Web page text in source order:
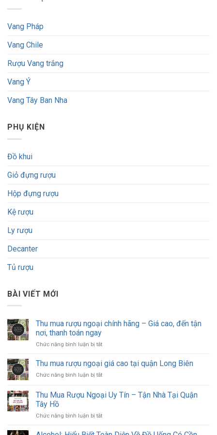
Vang Pháp
Vang Chile
Rượu Vang trắng
Vang Ý
Vang Tây Ban Nha
PHỤ KIỆN
Đồ khui
Giỏ đựng rượu
Hộp đựng rượu
Kệ rượu
Ly rượu
Decanter
Tủ rượu
BÀI VIẾT MỚI
Thu mua rượu ngoại chính hãng – Giá cao, đến tận
nơi, thanh toán ngay
Chức năng bình luận bị tắtở
mua
rượu
ngoại
hãng
cao,
Thu mua rượu ngoại giá cao tại quận Long Biên
Chức năng bình luận bị tắtở
mua
rượu
giá
tại
Thu Mua Rượu Ngoại Uy Tín – Tận Nhà Tại Quận
Tây Hồ
Chức năng bình luận bị tắtở
Mua